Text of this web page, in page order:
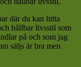
där du kan hitta
hållbar livsstil som
på och som jag
säljs är bra men